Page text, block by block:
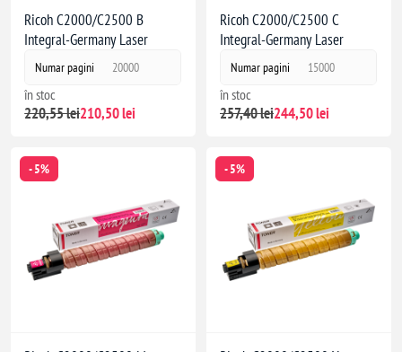
Ricoh C2000/C2500 B
Integral-Germany Laser
Numar pagini 20000
în stoc
220,55 lei210,50 lei
Ricoh C2000/C2500 C
Integral-Germany Laser
Numar pagini 15000
în stoc
257,40 lei244,50 lei
- 5% - 5%